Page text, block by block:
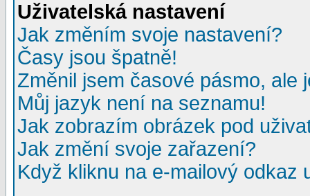
Uživatelská nastavení
Jak změním svoje nastavení?
Časy jsou špatně!
Změnil jsem časové pásmo, ale
Můj jazyk není na seznamu!
Jak zobrazím obrázek pod
Jak změní svoje zařazení?
Když kliknu na e-mailový odkaz